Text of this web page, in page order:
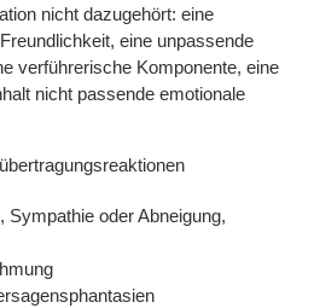
nicht dazugehört: eine
eine unpassende
verführerische Komponente, eine
nicht passende emotionale
Sympathie oder Abneigung,